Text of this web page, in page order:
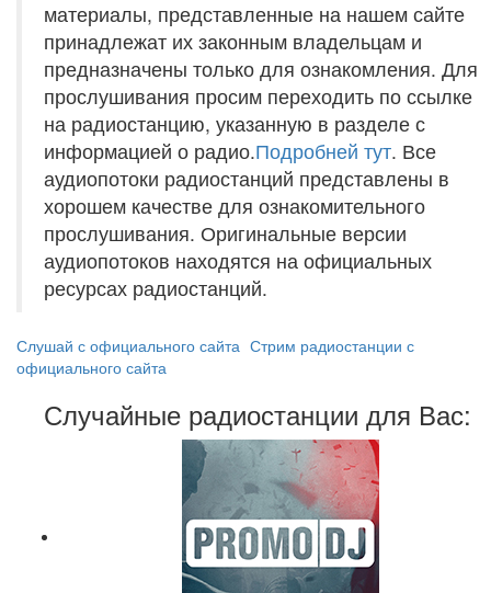
материалы, представленные на нашем сайте
принадлежат их законным владельцам и
предназначены только для ознакомления. Для
прослушивания просим переходить по ссылке
на радиостанцию, указанную в разделе с
информацией о радио.Подробней тут. Все
аудиопотоки радиостанций представлены в
хорошем качестве для ознакомительного
прослушивания. Оригинальные версии
аудиопотоков находятся на официальных
ресурсах радиостанций.
Слушай с официального сайта Стрим радиостанции с
официального сайта
Случайные радиостанции для Вас: